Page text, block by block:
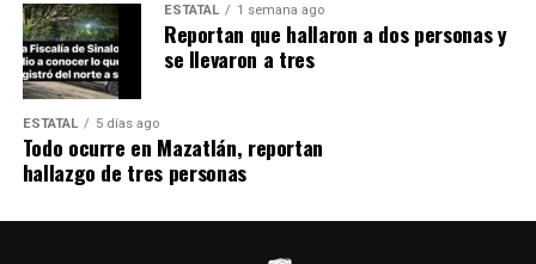
ESTATAL 1 semana ago
Reportan que hallaron a dos personas y
se llevaron a tres
ESTATAL 5 días ago
Todo ocurre en Mazatlán, reportan
hallazgo de tres personas